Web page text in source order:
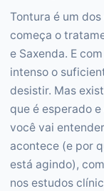
Tontura é um
começa o
e Saxenda. E
intenso o
desistir. Mas
que é esperado
você vai
acontece (e por
está agindo),
nos estudos